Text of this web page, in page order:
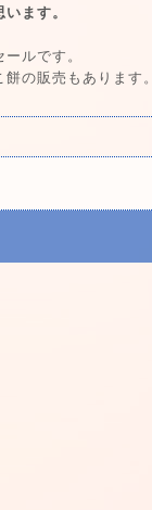
ます。
ルです。
の販売もあります。